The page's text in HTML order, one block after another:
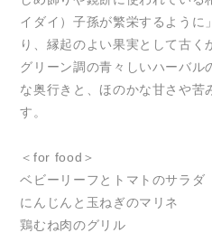
イダイ）子孫が繁栄するように
り、縁起のよい果実として古く
グリーン調の青々しいハーバル
な奥行きと、ほのかな甘さや苦
す。
＜for food＞
ベビーリーフとトマトのサラダ
にんじんと玉ねぎのマリネ
鶏むね肉のグリル